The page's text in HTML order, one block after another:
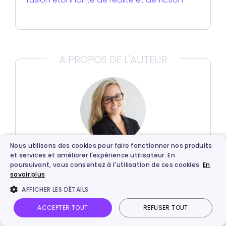
A PROPOS DE L'AUTEUR
Louise Durand
contenu informatique et l‘évaluation
des logiciels. Grâce à plus de 10 ans
d'expérience professionnelle dans le
Nous utilisons des cookies pour faire fonctionner nos produits
et services et améliorer l'expérience utilisateur. En
poursuivant, vous consentez à l'utilisation de ces cookies. En
savoir plus
AFFICHER LES DÉTAILS
ACCEPTER TOUT REFUSER TOUT